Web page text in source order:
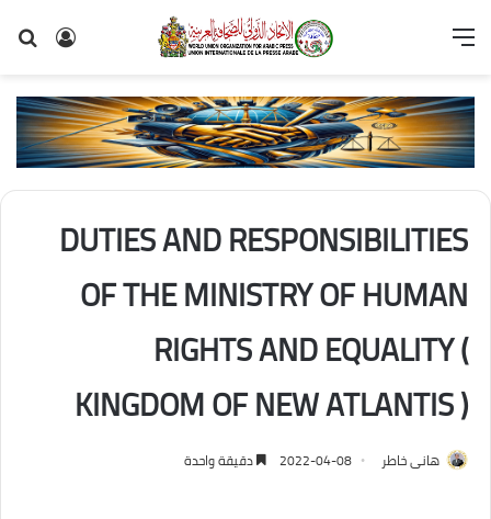
تسجيل
القائمة
DUTIES AND RESPONSIBILITIES
OF THE MINISTRY OF HUMAN
RIGHTS AND EQUALITY (
KINGDOM OF NEW ATLANTIS )
هانى خاطر 2022-04-08 دقيقة واحدة